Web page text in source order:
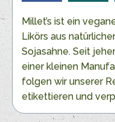
teilen
Millet’s ist ein
Likörs aus
Sojasahne. Seit
einer kleinen
folgen wir unserer
etikettieren und